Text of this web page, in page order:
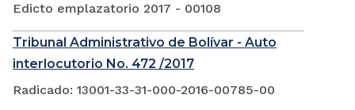
Edicto emplazatorio 2017 - 00108
Tribunal Administrativo de Bolívar - Auto
interlocutorio No. 472 /2017
Radicado: 13001-33-31-000-2016-00785-00